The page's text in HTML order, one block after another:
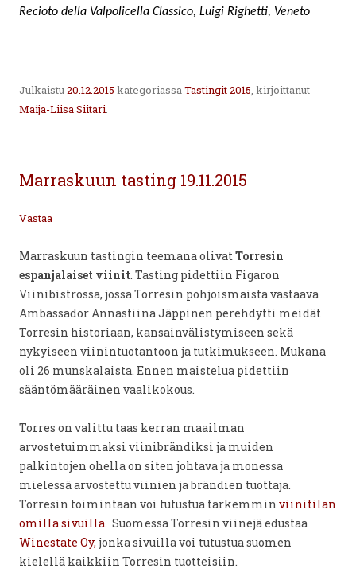
Recioto della Valpolicella Classico, Luigi Righetti, Veneto
Julkaistu20.12.2015 kategoriassaTastingit 2015, kirjoittanut
Maija-Liisa Siitari.
Marraskuun tasting 19.11.2015
Vastaa
Marraskuun tastingin teemana olivatTorresin
espanjalaiset viinit. Tasting pidettiin Figaron
Viinibistrossa, jossa Torresin pohjoismaista vastaava
Ambassador Annastiina Jäppinen perehdytti meidät
Torresin historiaan, kansainvälistymiseen sekä
nykyiseen viinintuotantoon ja tutkimukseen. Mukana
oli 26 munskalaista. Ennen maistelua pidettiin
sääntömääräinen vaalikokous.
Torres on valittu taas kerran maailman
arvostetuimmaksi viinibrändiksi ja muiden
palkintojen ohella on siten johtava ja monessa
mielessä arvostettu viinien ja brändien tuottaja.
Torresin toimintaan voi tutustua tarkemmin viinitilan
omilla sivuilla. Suomessa Torresin viinejä edustaa
Winestate Oy, jonka sivuilla voi tutustua suomen
kielellä kaikkiin Torresin tuotteisiin.